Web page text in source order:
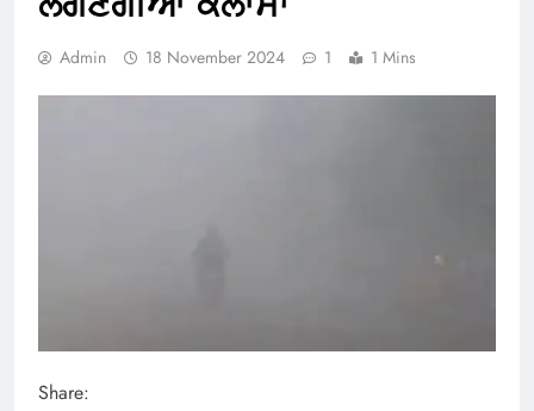
Admin 18 November 2024 1 1 Mins
Share: